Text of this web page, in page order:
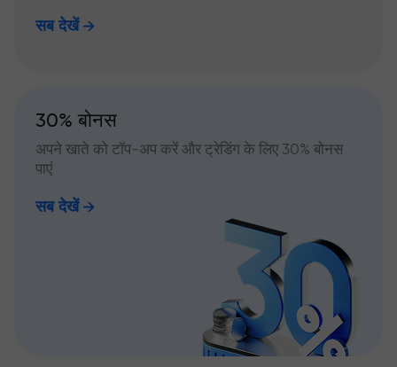
सब देखें
30% बोनस
अपने खाते को टॉप-अप करें और ट्रेडिंग के लिए 30% बोनस
पाएं
सब देखें